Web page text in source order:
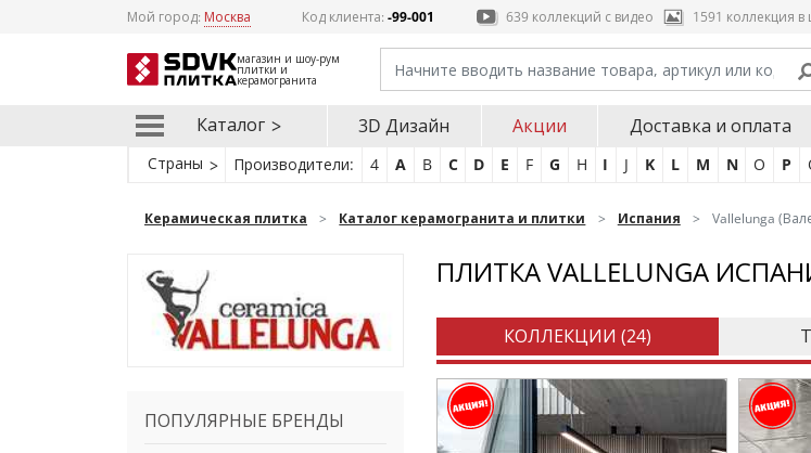
Мой город: Москва Код клиента: -99-001 639 коллекций с видео 1591 коллекция
магазин и шоу-рум
плитки и
керамогранита
Каталог 3D Дизайн Акции Доставка и оплата
Страны Производители: 4 A B C D E F G H I J K L M N O P
Керамическая плитка Каталог керамогранита и плитки Испания Vallelunga
ПОПУЛЯРНЫЕ БРЕНДЫ
ПЛИТКА VALLELUNGA
КОЛЛЕКЦИИ (24)